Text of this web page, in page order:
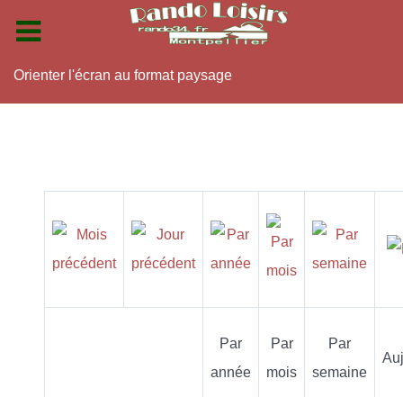
Orienter l'écran au format paysage
Par
année
Par
mois
Par
semaine